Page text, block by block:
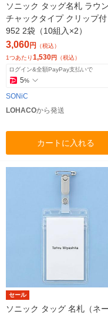
ソニック タッグ名札 ラウ
チャックタイプ クリップ
952 2袋（10組入×2）
3,060円
（税込）
1つあたり1,530円 （税込）
ログイン&全額PayPay支払いで
5%
SONiC
LOHACOから発送
カートに入れる
セール
ソニック タッグ 名札（ネ